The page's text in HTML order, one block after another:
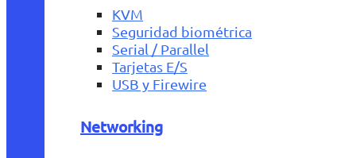
KVM
Seguridad biométrica
Serial / Parallel
Tarjetas E/S
USB y Firewire
Networking